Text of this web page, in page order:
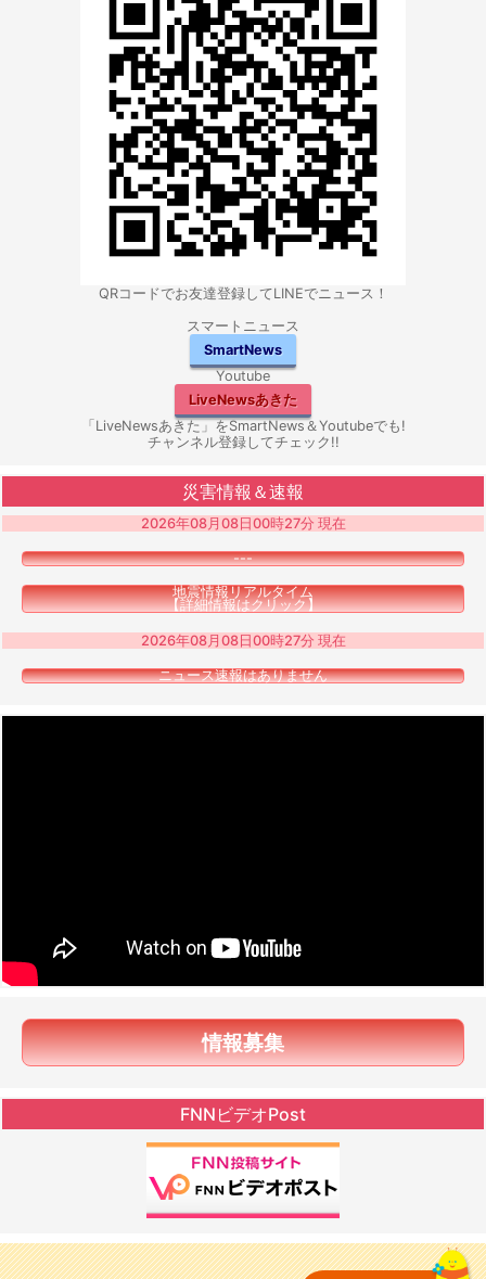
QRコードでお友達登録してLINEでニュース！
スマートニュース
SmartNews
Youtube
LiveNewsあきた
「LiveNewsあきた」をSmartNews＆Youtubeでも!
チャンネル登録してチェック!!
災害情報＆速報
2026年08月08日00時27分 現在
---
地震情報リアルタイム
【詳細情報はクリック】
2026年08月08日00時27分 現在
ニュース速報はありません
情報募集
FNNビデオPost